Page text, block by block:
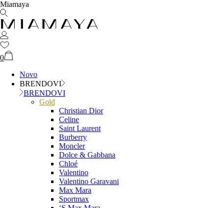
Miamaya
0
Novo
BRENDOVI
BRENDOVI
Gold
Christian Dior
Celine
Saint Laurent
Burberry
Moncler
Dolce & Gabbana
Chloé
Valentino
Valentino Garavani
Max Mara
Sportmax